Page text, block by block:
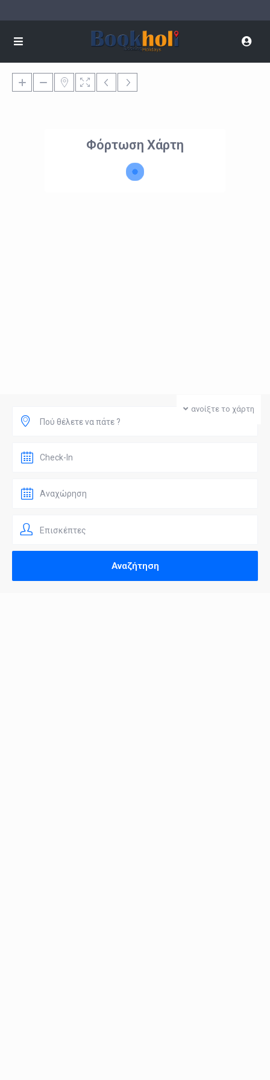
Φόρτωση Χάρτη
ανοίξτε το χάρτη
Πού θέλετε να πάτε ?
Επισκέπτες